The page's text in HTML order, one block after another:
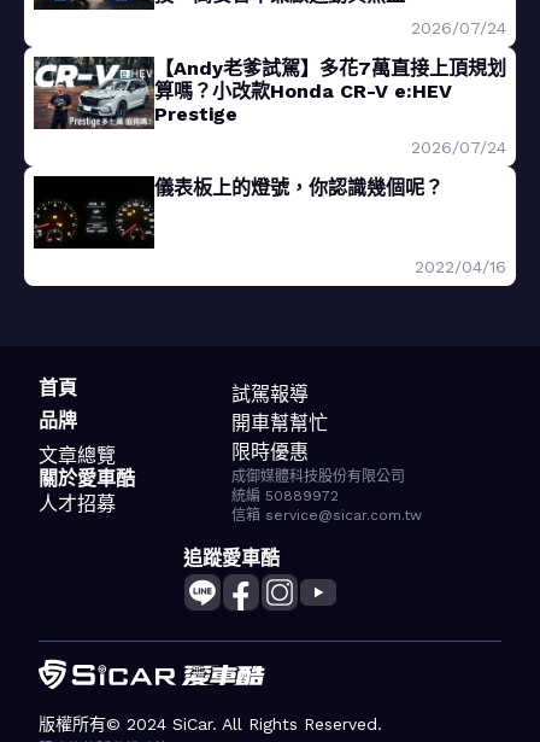
2026/07/24
【Andy老爹試駕】多花7萬直接上頂規划
算嗎？小改款Honda CR-V e:HEV
Prestige
2026/07/24
儀表板上的燈號，你認識幾個呢？
2022/04/16
首頁
品牌
文章總覽
試駕報導
開車幫幫忙
限時優惠
關於愛車酷
人才招募
成御媒體科技股份有限公司
統編 50889972
信箱 service@sicar.com.tw
追蹤愛車酷
版權所有© 2024 SiCar. All Rights Reserved.